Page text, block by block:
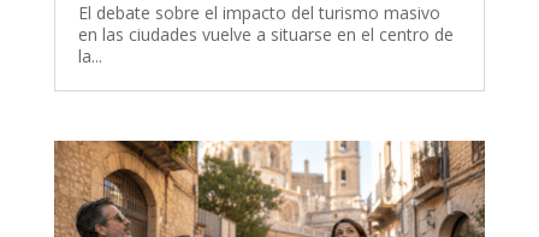
El debate sobre el impacto del turismo masivo
en las ciudades vuelve a situarse en el centro de
la...